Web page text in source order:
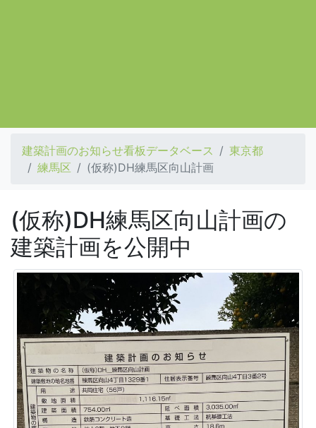
建築計画のお知らせ看板データベース
東京都
練馬区
(仮称)DH練馬区向山計画
(仮称)DH練馬区向山計画の
建築計画を公開中